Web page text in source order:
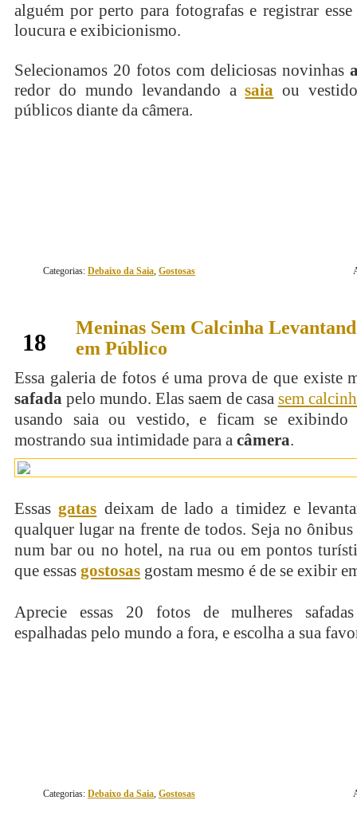
alguém por perto para fotografas e registrar
loucura e exibicionismo.
Selecionamos 20 fotos com deliciosas novinhas
redor do mundo levandando asaia ou
públicos diante da câmera.
Categorias: Debaixo da Saia, Gostosas
18
Meninas Sem Calcinha
em Público
Essa galeria de fotos é uma prova de que existe
safada pelo mundo. Elas saem de casa sem
usando saia ou vestido, e ficam se exibindo
mostrando sua intimidade para a câmera.
Essasgatas deixam de lado a timidez e
qualquer lugar na frente de todos. Seja no
num bar ou no hotel, na rua ou em pontos
que essas gostosas gostam mesmo é de se exibir
Aprecie essas 20 fotos de mulheres
espalhadas pelo mundo a fora, e escolha a sua
Categorias: Debaixo da Saia, Gostosas